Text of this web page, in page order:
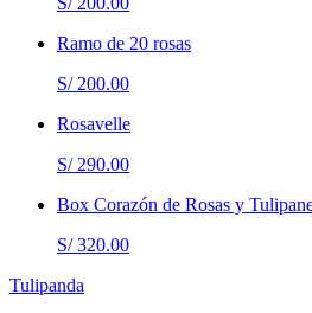
Ramo de 20 rosas
S/ 200.00
Rosavelle
S/ 290.00
Box Corazón de Rosas y
S/ 320.00
Tulipanda